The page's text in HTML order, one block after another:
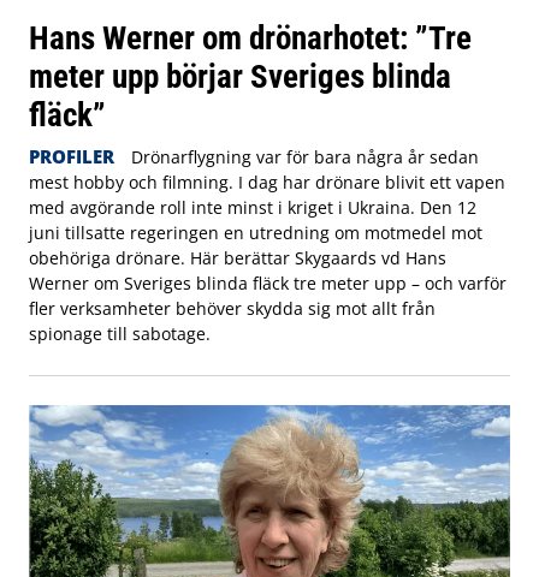
Hans Werner om drönarhotet: ”Tre
meter upp börjar Sveriges blinda
fläck”
PROFILER
Drönarflygning var för bara några år sedan
mest hobby och filmning. I dag har drönare blivit ett vapen
med avgörande roll inte minst i kriget i Ukraina. Den 12
juni tillsatte regeringen en utredning om motmedel mot
obehöriga drönare. Här berättar Skygaards vd Hans
Werner om Sveriges blinda fläck tre meter upp – och varför
fler verksamheter behöver skydda sig mot allt från
spionage till sabotage.